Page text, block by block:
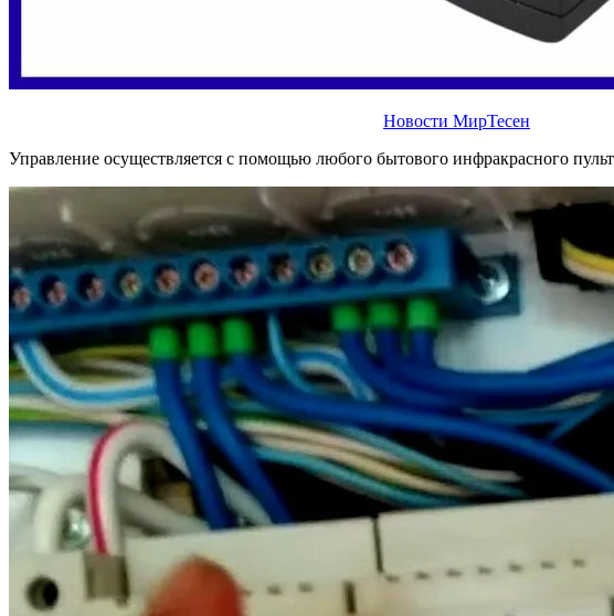
Новости МирТесен
Управление осуществляется с помощью любого бытового инфракрасного